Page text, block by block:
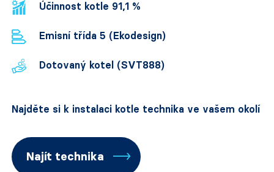
Účinnost kotle 91,1 %
Emisní třída 5 (Ekodesign)
Dotovaný kotel (SVT888)
Najděte si k instalaci kotle technika ve vašem okolí
Najít technika